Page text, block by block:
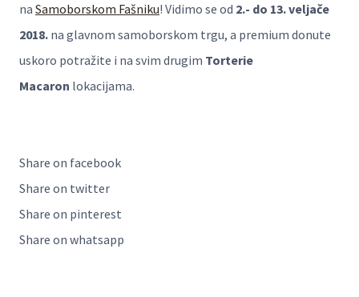
na Samoborskom Fašniku! Vidimo se od 2.- do 13. veljače
2018. na glavnom samoborskom trgu, a premium donute
uskoro potražite i na svim drugim Torterie
Macaron lokacijama.
Share on facebook
Share on twitter
Share on pinterest
Share on whatsapp